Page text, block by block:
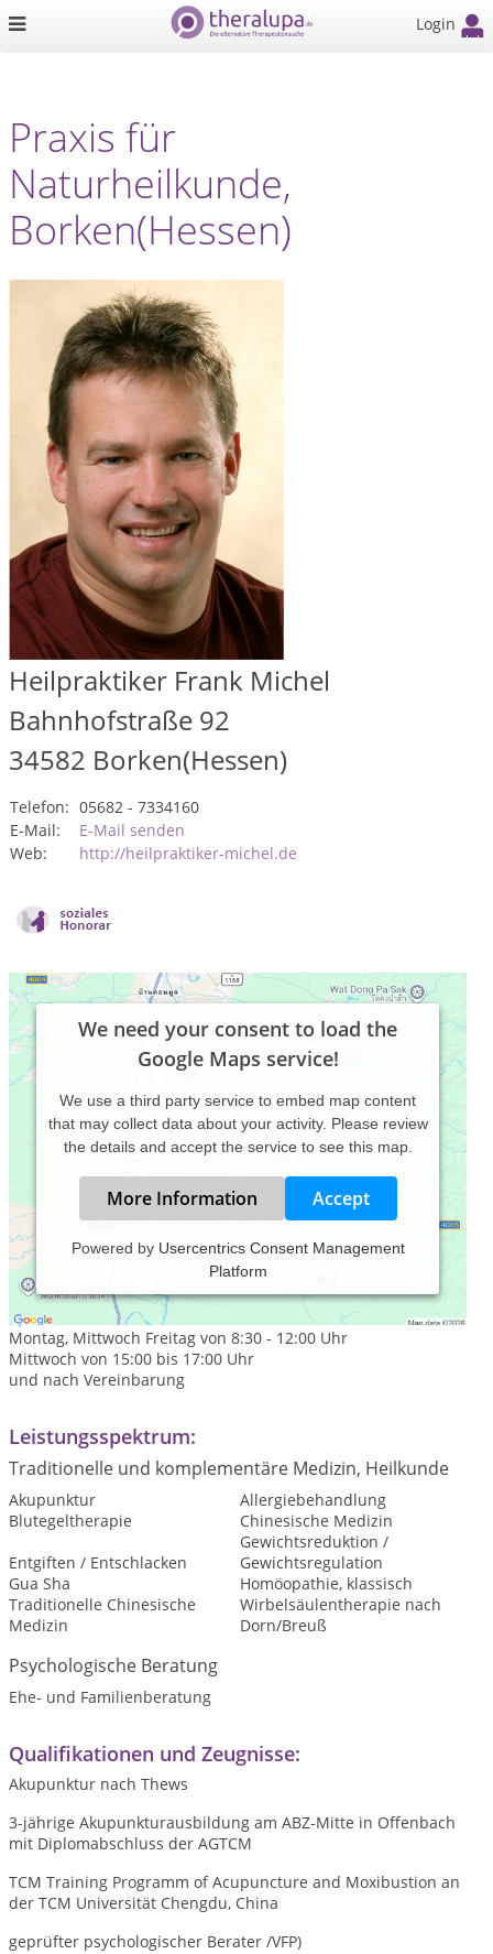
Login
Praxis für
Naturheilkunde,
Borken(Hessen)
Heilpraktiker Frank Michel
Bahnhofstraße 92
34582 Borken(Hessen)
Telefon: 05682 - 7334160
E-Mail:
E-Mail senden
Web:
http://heilpraktiker-michel.de
We need your consent to load the
Google Maps service!
We use a third party service to embed map content
that may collect data about your activity. Please review
the details and accept the service to see this map.
More Information Accept
Powered by Usercentrics Consent Management
Platform
Praxiszeiten:
Sprechzeiten:
Montag, Mittwoch Freitag von 8:30 - 12:00 Uhr
Mittwoch von 15:00 bis 17:00 Uhr
und nach Vereinbarung
Leistungsspektrum:
Traditionelle und komplementäre Medizin, Heilkunde
Akupunktur
Allergiebehandlung
Blutegeltherapie
Chinesische Medizin
Entgiften / Entschlacken
Gewichtsreduktion /
Gewichtsregulation
Gua Sha
Homöopathie, klassisch
Traditionelle Chinesische
Medizin
Wirbelsäulentherapie nach
Dorn/Breuß
Psychologische Beratung
Ehe- und Familienberatung
Qualifikationen und Zeugnisse:
Akupunktur nach Thews
3-jährige Akupunkturausbildung am ABZ-Mitte in Offenbach
mit Diplomabschluss der AGTCM
TCM Training Programm of Acupuncture and Moxibustion an
der TCM Universität Chengdu, China
geprüfter psychologischer Berater /VFP)